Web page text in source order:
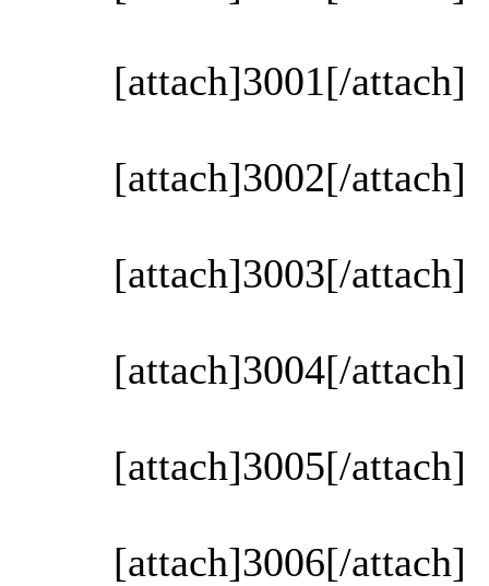
[attach]3001[/attach]
[attach]3002[/attach]
[attach]3003[/attach]
[attach]3004[/attach]
[attach]3005[/attach]
[attach]3006[/attach]